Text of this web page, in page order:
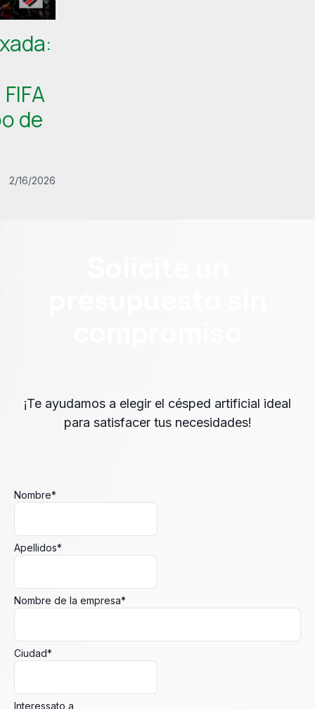
de
2/16/2026
¡Te ayudamos a elegir el césped artificial ideal
para satisfacer tus necesidades!
Nombre*
Apellidos*
Nombre de la empresa*
Ciudad*
Interessato a